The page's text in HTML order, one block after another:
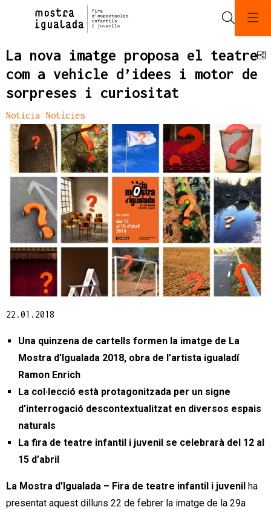
La nova imatge proposa el teatre
com a vehicle d’idees i motor de
sorpreses i curiositat
Noticia Notícies
22.01.2018
Una quinzena de cartells formen la imatge de La
Mostra d’Igualada 2018, obra de l’artista igualadí
Ramon Enrich
La col·lecció està protagonitzada per un signe
d’interrogació descontextualitzat en diversos espais
naturals
La fira de teatre infantil i juvenil se celebrarà del 12 al
15 d’abril
La Mostra d’Igualada – Fira de teatre infantil i juvenil ha
presentat aquest dilluns 22 de febrer la imatge de la 29a